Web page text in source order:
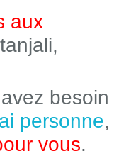
aux
besoin
personne,
vous.